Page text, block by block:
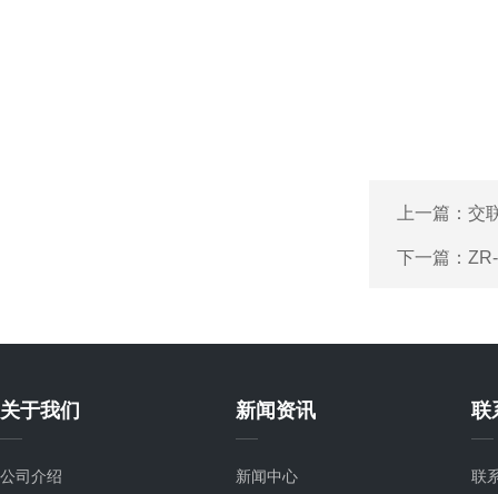
上一篇： 交
下一篇：
关于我们
公司介绍
新闻资讯
新闻中心
联
联